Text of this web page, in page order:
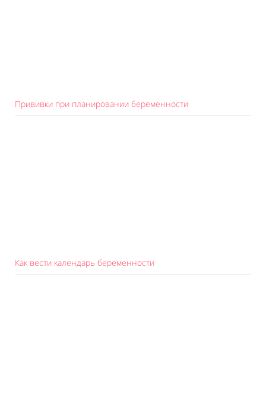
Прививки при планировании беременности
Как вести календарь беременности